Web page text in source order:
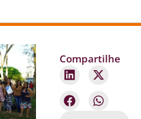
Compartilhe